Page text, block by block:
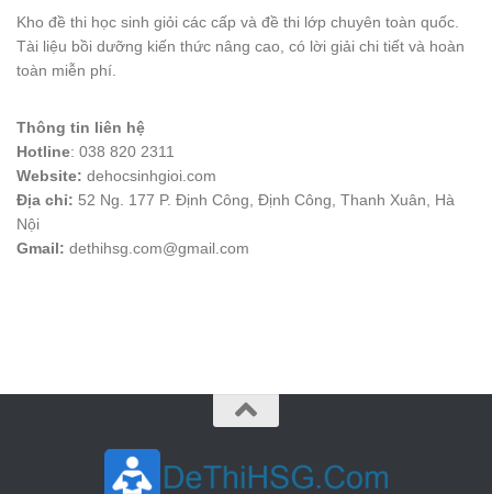
Kho đề thi học sinh giỏi các cấp và đề thi lớp chuyên toàn quốc.
Tài liệu bồi dưỡng kiến thức nâng cao, có lời giải chi tiết và hoàn
toàn miễn phí.
Thông tin liên hệ
Hotline: 038 820 2311
Website: dehocsinhgioi.com
Địa chỉ: 52 Ng. 177 P. Định Công, Định Công, Thanh Xuân, Hà
Nội
Gmail: dethihsg.com@gmail.com